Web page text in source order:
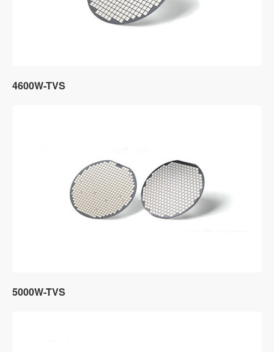
4600W-TVS
5000W-TVS